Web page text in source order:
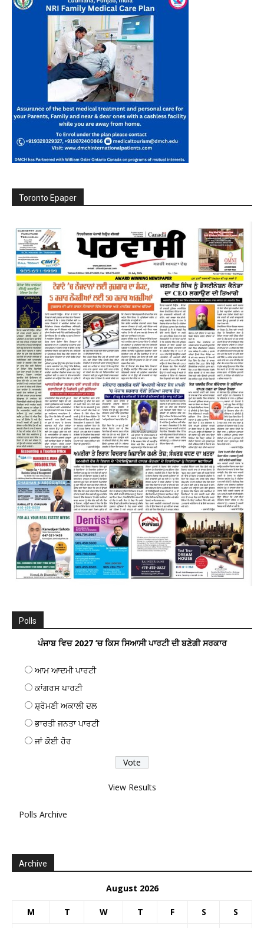
Toronto Epaper
Polls
ਪੰਜਾਬ ਵਿਚ 2027 ’ਚ ਕਿਸ ਸਿਆਸੀ ਪਾਰਟੀ ਦੀ ਬਣੇਗੀ ਸਰਕਾਰ
ਆਮ ਆਦਮੀ ਪਾਰਟੀ
ਕਾਂਗਰਸ ਪਾਰਟੀ
ਸ਼੍ਰੋਮਣੀ ਅਕਾਲੀ ਦਲ
ਭਾਰਤੀ ਜਨਤਾ ਪਾਰਟੀ
ਜਾਂ ਕੋਈ ਹੋਰ
View Results
Polls Archive
Archive
August 2026
M T W T F S S